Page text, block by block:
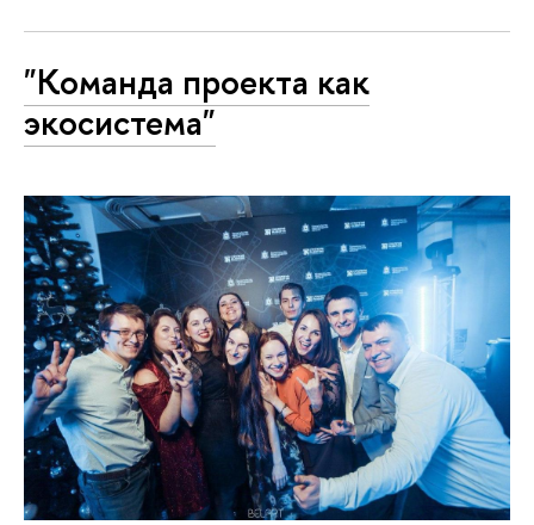
"Команда проекта как
экосистема"